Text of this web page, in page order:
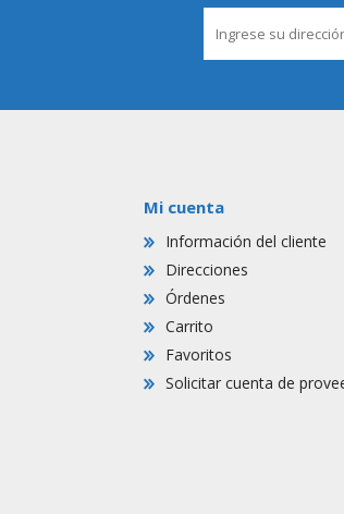
Mi cuenta
Información del cliente
Direcciones
Órdenes
Carrito
Favoritos
Solicitar cuenta de